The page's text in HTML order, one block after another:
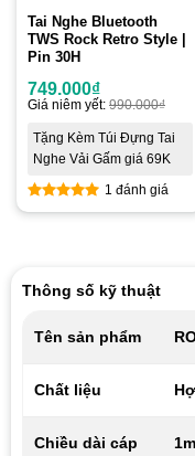
Tai Nghe Bluetooth
TWS Rock Retro Style |
Pin 30H
5out of 5
749.000₫
Giá niêm yết: 990.000₫
Tặng Kèm Túi Đựng Tai
Nghe Vải Gấm giá 69K
1 đánh giá
Thông số kỹ thuật
Tên sản phẩm
Chất liệu
Chiều dài cáp 1m